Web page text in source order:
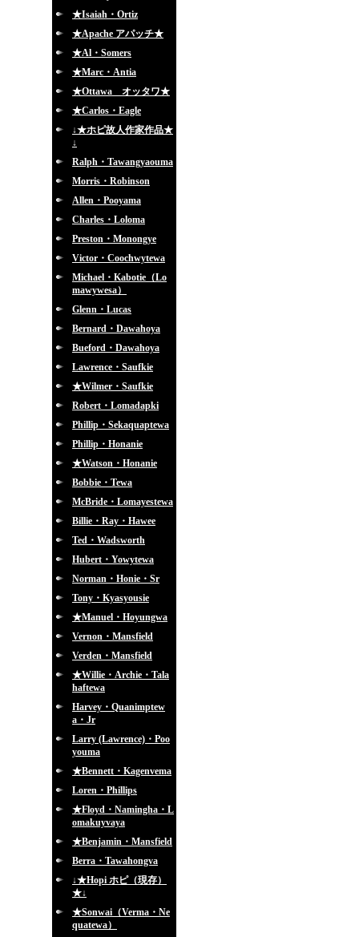
★Isaiah・Ortiz
★Apache アパッチ★
★Al・Somers
★Marc・Antia
★Ottawa オッタワ★
★Carlos・Eagle
↓★ホピ故人作家作品★
↓
Ralph・Tawangyaouma
Morris・Robinson
Allen・Pooyama
Charles・Loloma
Preston・Monongye
Victor・Coochwytewa
Michael・Kabotie（Lo
mawywesa）
Glenn・Lucas
Bernard・Dawahoya
Bueford・Dawahoya
Lawrence・Saufkie
★Wilmer・Saufkie
Robert・Lomadapki
Phillip・Sekaquaptewa
Phillip・Honanie
★Watson・Honanie
Bobbie・Tewa
McBride・Lomayestewa
Billie・Ray・Hawee
Ted・Wadsworth
Hubert・Yowytewa
Norman・Honie・Sr
Tony・Kyasyousie
★Manuel・Hoyungwa
Vernon・Mansfield
Verden・Mansfield
★Willie・Archie・Tala
haftewa
Harvey・Quanimptew
a・Jr
Larry (Lawrence)・Poo
youma
★Bennett・Kagenvema
Loren・Phillips
★Floyd・Namingha・L
omakuyvaya
★Benjamin・Mansfield
Berra・Tawahongva
↓★Hopi ホピ（現存）
★↓
★Sonwai（Verma・Ne
quatewa）